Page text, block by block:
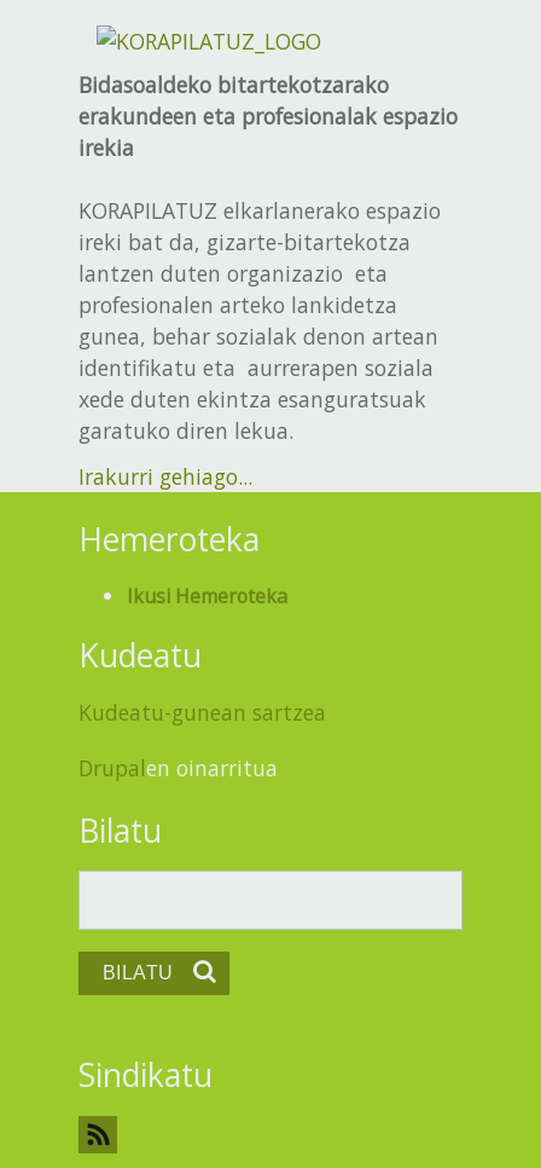
Bidasoaldeko bitartekotzarako
erakundeen eta profesionalak espazio
irekia
KORAPILATUZ elkarlanerako espazio
ireki bat da, gizarte-bitartekotza
lantzen duten organizazio eta
profesionalen arteko lankidetza
gunea, behar sozialak denon artean
identifikatu eta aurrerapen soziala
xede duten ekintza esanguratsuak
garatuko diren lekua.
Irakurri gehiago...
Hemeroteka
Ikusi Hemeroteka
Kudeatu
Kudeatu-gunean sartzea
Drupalen oinarritua
Bilatu
Sindikatu